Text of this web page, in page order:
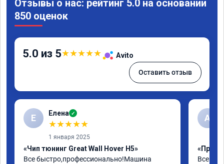
Отзывы о нас: рейтинг 5.0 на основании
850 оценок
5.0 из 5★★★★★ Avito
Оставить отзыв
Е Елена ✓
★★★★★
1 января 2025
«Чип тюнинг Great Wall Hover H5»
Все быстро,профессионально!Машина
А
Все